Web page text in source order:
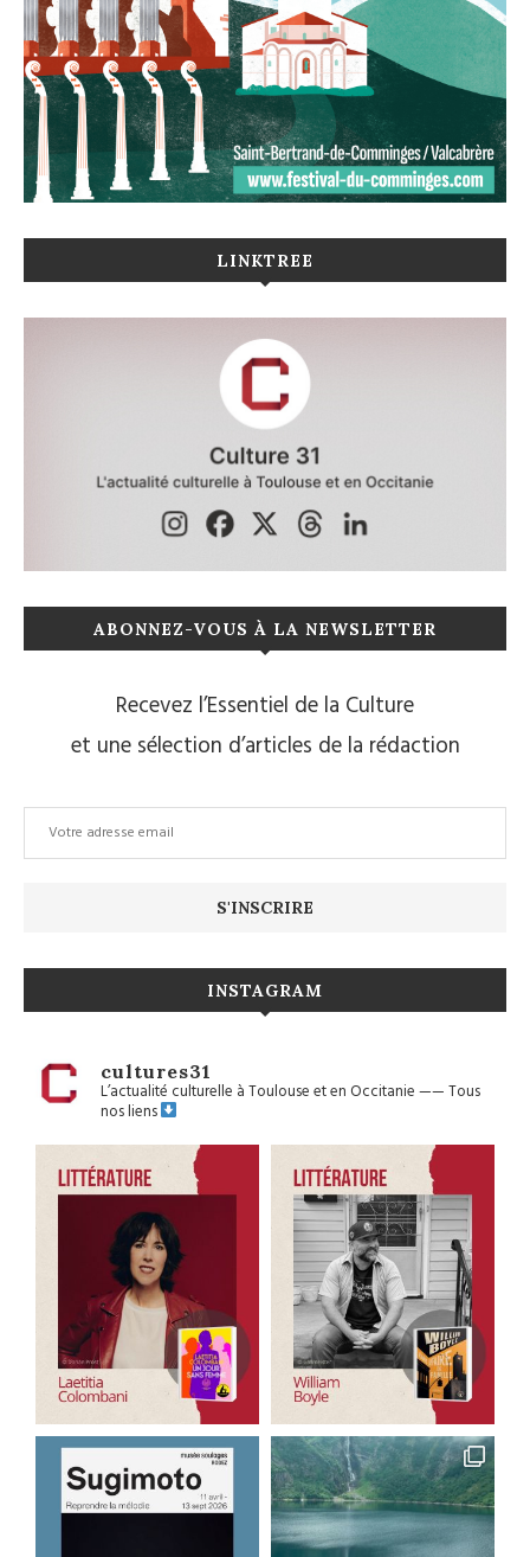
LINKTREE
ABONNEZ-VOUS À LA NEWSLETTER
Recevez l’Essentiel de la Culture
et une sélection d’articles de la rédaction
INSTAGRAM
cultures31
L’actualité culturelle à Toulouse et en Occitanie——Tous
nos liens